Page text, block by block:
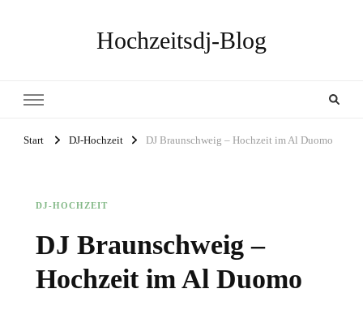
Hochzeitsdj-Blog
Start DJ-Hochzeit DJ Braunschweig – Hochzeit im Al Duomo
DJ-HOCHZEIT
DJ Braunschweig –
Hochzeit im Al Duomo